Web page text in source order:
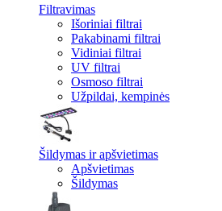
Filtravimas
Išoriniai filtrai
Pakabinami filtrai
Vidiniai filtrai
UV filtrai
Osmoso filtrai
Užpildai, kempinės
Šildymas ir apšvietimas
Apšvietimas
Šildymas